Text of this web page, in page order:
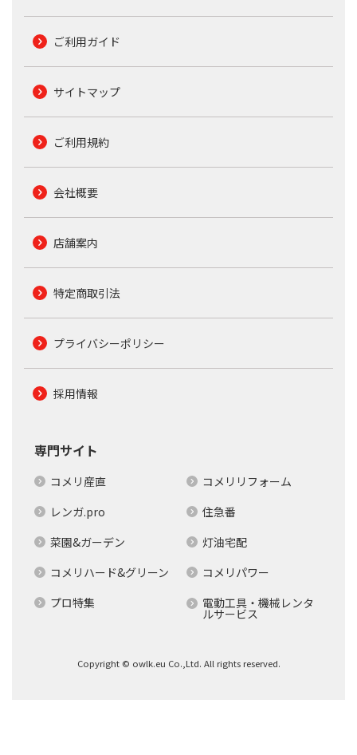
ご利用ガイド
サイトマップ
ご利用規約
会社概要
店舗案内
特定商取引法
プライバシーポリシー
採用情報
専門サイト
コメリ産直
コメリリフォーム
レンガ.pro
住急番
菜園&ガーデン
灯油宅配
コメリハード&グリーン
コメリパワー
プロ特集
電動工具・機械レンタ
ルサービス
Copyright © owlk.eu Co.,Ltd. All rights reserved.